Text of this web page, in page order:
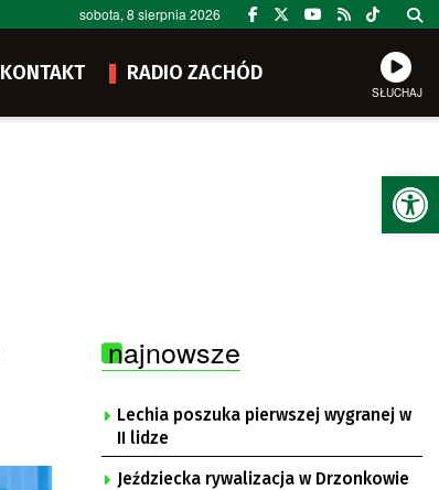
sobota, 8 sierpnia 2026
KONTAKT RADIO ZACHÓD
SŁUCHAJ
najnowsze
Lechia poszuka pierwszej wygranej w
II lidze
Jeździecka rywalizacja w Drzonkowie